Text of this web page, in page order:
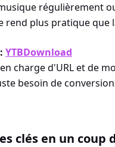
régulièrement
plus pratique que
YTBDownload
charge d'URL et de
besoin de
clés en un coup